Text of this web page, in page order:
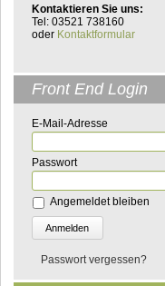
Kontaktieren Sie uns:
Tel: 03521 738160
oder Kontaktformular
Front End Login
E-Mail-Adresse
Passwort
Angemeldet bleiben
Passwort vergessen?